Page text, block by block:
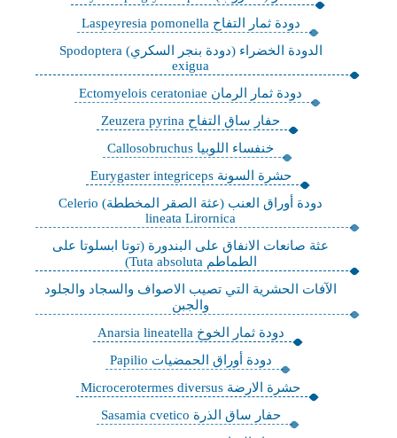
دودة ثمار التفاح Laspeyresia pomonella
الدودة الخضراء (دودة بنجر السكري) Spodoptera
exigua
دودة ثمار الرمان Ectomyelois ceratoniae
حفار ساق التفاح Zeuzera pyrina
خنفساء اللوبيا Callosobruchus
حشرة السونة Eurygaster integriceps
دودة أوراق العنب (عثة الصقر المخططة) Celerio
lineata Lirornica
عثة صانعات الانفاق على البندورة (توتا ابسلوتا على
الطماطم Tuta absoluta)
الآفات الحشرية التي تصيب الاصواف والسجاد والجلود
والجبن
دودة ثمار الخوخ Anarsia lineatella
دودة أوراق الحمضيات Papilio
حشرة الارضة Microcerotermes diversus
حفار ساق الذرة Sasamia cvetico